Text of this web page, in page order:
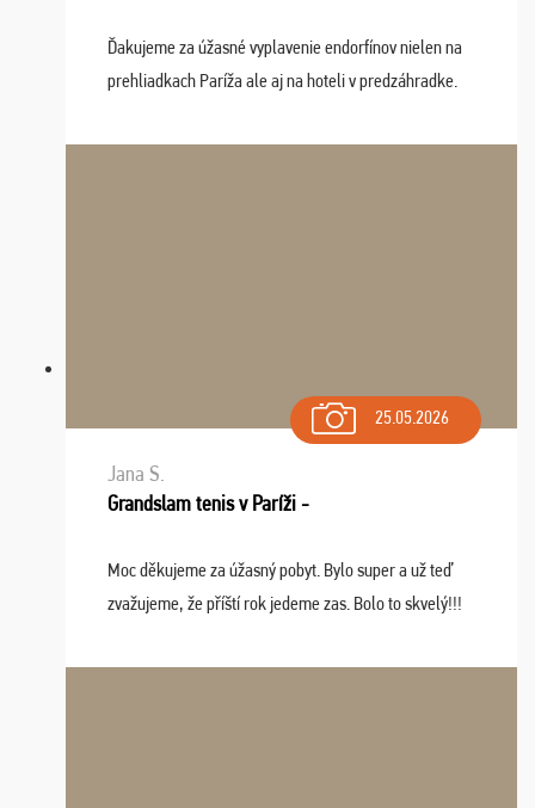
Ďakujeme za úžasné vyplavenie endorfínov nielen na
prehliadkach Paríža ale aj na hoteli v predzáhradke.
spomínať a zväžujeme repete budúci rok : ...
25.05.2026
Jana S.
Grandslam tenis v Paríži -
Moc děkujeme za úžasný pobyt. Bylo super a už teď
zvažujeme, že příští rok jedeme zas. Bolo to skvelý!!!